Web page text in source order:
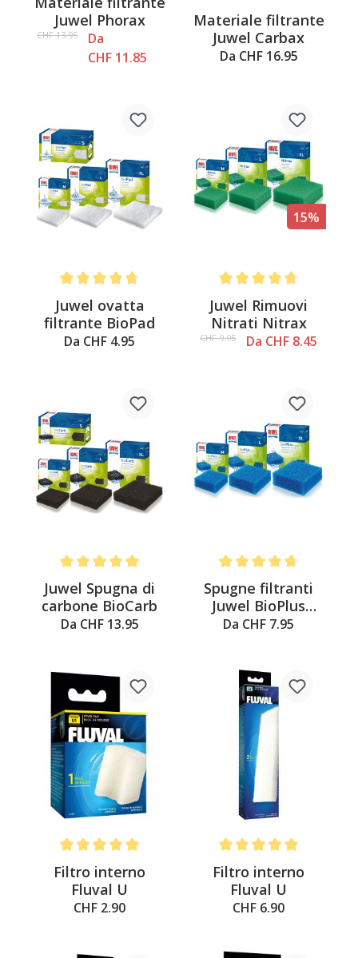
Juwel Phorax
CHF 13.95
Da
CHF 11.85
Materiale filtrante
Juwel Carbax
Da CHF 16.95
Juwel ovatta
filtrante BioPad
Da CHF 4.95
15%
Juwel Rimuovi
Nitrati Nitrax
CHF 9.95 Da CHF 8.45
Average rating of 5 out of 5 stars
Juwel Spugna di
carbone BioCarb
Da CHF 13.95
Average rating of 4.6 out
Spugne filtranti
Juwel BioPlus
grossolane
Da CHF 7.95
Filtro interno
Fluval U
CHF 2.90
Filtro interno
Fluval U
CHF 6.90